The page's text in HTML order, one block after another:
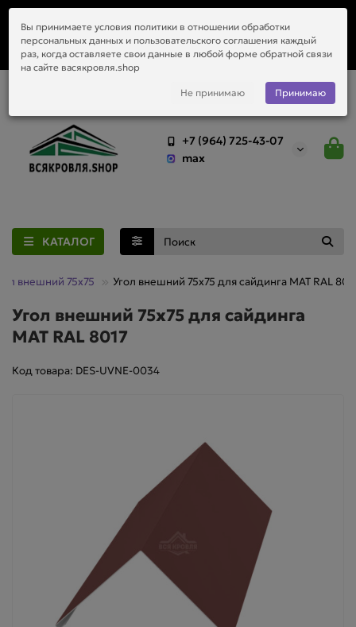
приобретённый у нас материал.
+7 (964) 725-43-07
max
КАТАЛОГ
внешний 75х75 Угол внешний 75х75 для сайдинга MAT RAL
Угол внешний 75х75 для сайдинга
MAT RAL 8017
Код товара: DES-UVNE-0034
Вы принимаете условия политики в отношении обработки
персональных данных и пользовательского соглашения каждый
раз, когда оставляете свои данные в любой форме обратной связи
на сайте васякровля.shop
Не принимаю Принимаю